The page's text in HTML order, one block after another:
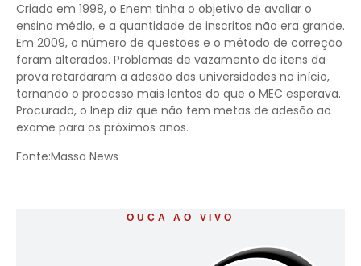
Criado em 1998, o Enem tinha o objetivo de avaliar o
ensino médio, e a quantidade de inscritos não era grande.
Em 2009, o número de questões e o método de correção
foram alterados. Problemas de vazamento de itens da
prova retardaram a adesão das universidades no início,
tornando o processo mais lentos do que o MEC esperava.
Procurado, o Inep diz que não tem metas de adesão ao
exame para os próximos anos.
Fonte:Massa News
OUÇA AO VIVO